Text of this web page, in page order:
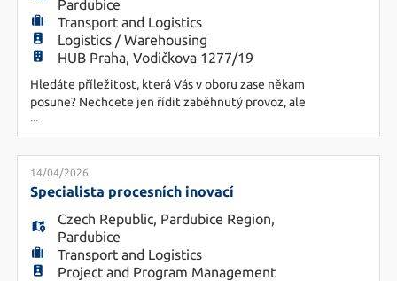
Pardubice
Transport and Logistics
Logistics / Warehousing
HUB Praha, Vodičkova 1277/19
Hledáte příležitost, která Vás v oboru zase někam
posune? Nechcete jen řídit zaběhnutý provoz, ale
skutečně něco vytvořit? Zde máte příležitost
vybudovat nový sklad od začátku. Rádi bychom
našli zkušeného lídra, který převezme klíčovou
roli při rozjezdu nového skladu a nastaví procesy,
které budou fungovat. Pokud vás baví kombinace
...
14/04/2026
Specialista procesních inovací
Czech Republic, Pardubice Region,
Pardubice
Transport and Logistics
Project and Program Management